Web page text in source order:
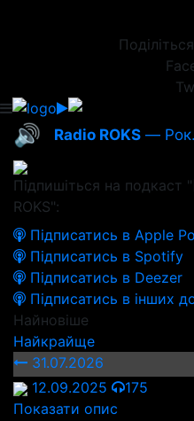
🔊 Radio ROKS — Рок.
Підпишіться на
ROKS":
Підписатись в Apple
Підписатись в Spotify
Підписатись в Deezer
Підписатись в інших
Найновіше
Найкрайще
31.07.2026
12.09.2025
175
Показати опис